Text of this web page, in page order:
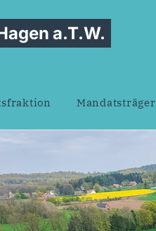
a.T.W.
Mandatsträger